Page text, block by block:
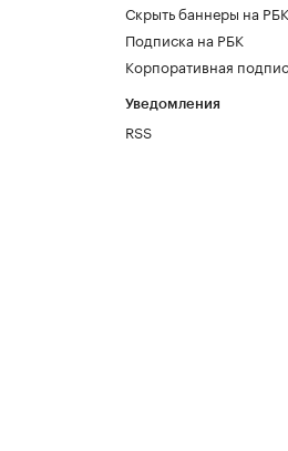
Скрыть баннеры на РБК
Подписка на РБК
Корпоративная
Уведомления
RSS